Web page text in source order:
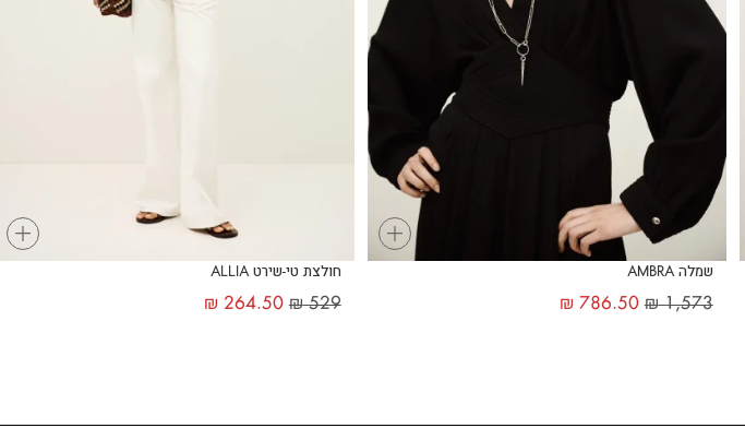
+
שמלה AMBRA
₪1,573
₪ 786.50
+
חולצת טי-שירט ALLIA
₪529
₪ 264.50